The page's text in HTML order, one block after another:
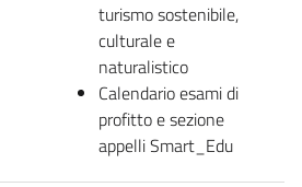
turismo sostenibile,
culturale e
naturalistico
Calendario esami di
profitto e sezione
appelli Smart_Edu